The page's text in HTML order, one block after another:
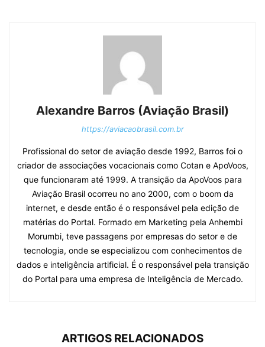
Alexandre Barros (Aviação Brasil)
https://aviacaobrasil.com.br
Profissional do setor de aviação desde 1992, Barros foi o
criador de associações vocacionais como Cotan e ApoVoos,
que funcionaram até 1999. A transição da ApoVoos para
Aviação Brasil ocorreu no ano 2000, com o boom da
internet, e desde então é o responsável pela edição de
matérias do Portal. Formado em Marketing pela Anhembi
Morumbi, teve passagens por empresas do setor e de
tecnologia, onde se especializou com conhecimentos de
dados e inteligência artificial. É o responsável pela transição
do Portal para uma empresa de Inteligência de Mercado.
ARTIGOS RELACIONADOS